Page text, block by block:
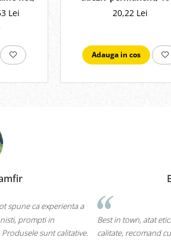
Lei
etichete/rola
20,22 Lei
Adauga in cos
spune ca experienta a
prompti in
sunt calitative.
Best in town, atat
calitate, recomand